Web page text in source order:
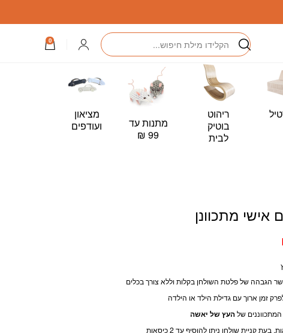
חיפוש התחברות
0
ריהוט
בוטיק
לבית
מתנות עד
99 ₪
מציאון
ועודפים
אישי מתכוונן
המחיר
הוא:
₪299.הגבהה של פלטת השולחן בקלות וללא צורך בכלים
זמן ארוך עם גדילת הילד או הילדה
שלהעץ של יאשה
המחיר אינו כולל כיסאות, בעת קניית שולחן ניתן להוסיף עד 2 כיסאות